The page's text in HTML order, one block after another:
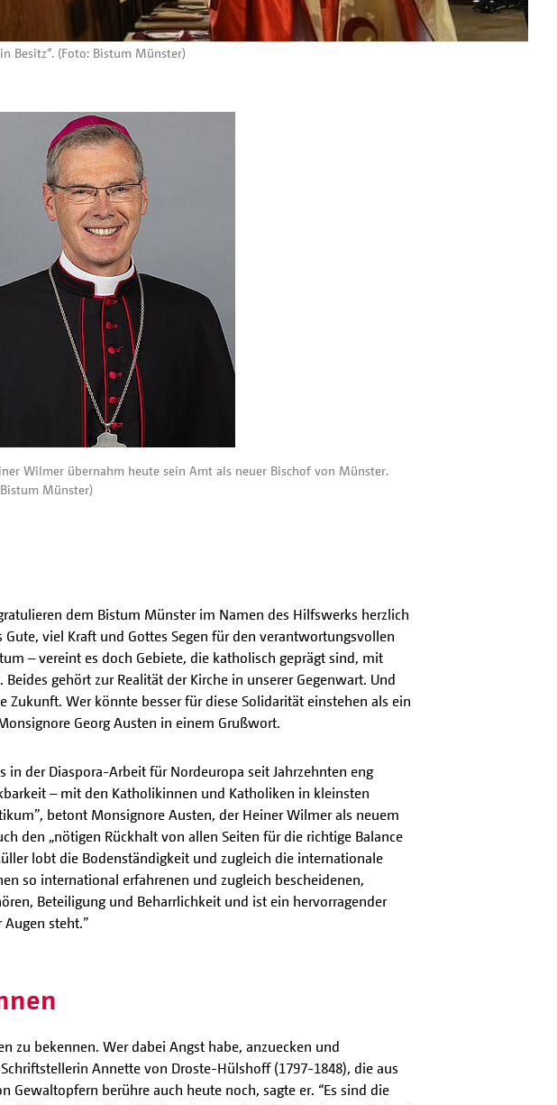
Besitz“. (Foto: Bistum Münster)
Wilmer übernahm heute sein Amt als neuer Bischof von Münster.
Münster)
dem Bistum Münster im Namen des Hilfswerks herzlich
viel Kraft und Gottes Segen für den verantwortungsvollen
– vereint es doch Gebiete, die katholisch geprägt sind, mit
gehört zur Realität der Kirche in unserer Gegenwart. Und
Wer könnte besser für diese Solidarität einstehen als ein
Georg Austen in einem Grußwort.
der Diaspora-Arbeit für Nordeuropa seit Jahrzehnten eng
– mit den Katholikinnen und Katholiken in kleinsten
betont Monsignore Austen, der Heiner Wilmer als neuem
den „nötigen Rückhalt von allen Seiten für die richtige Balance
lobt die Bodenständigkeit und zugleich die internationale
so international erfahrenen und zugleich bescheidenen,
Beteiligung und Beharrlichkeit und ist ein hervorragender
steht.”
zu bekennen. Wer dabei Angst habe, anzuecken und
Annette von Droste-Hülshoff (1797-1848), die aus
berühre auch heute noch, sagte er. “Es sind die